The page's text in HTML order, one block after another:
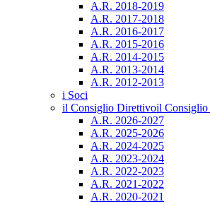
A.R. 2018-2019
A.R. 2017-2018
A.R. 2016-2017
A.R. 2015-2016
A.R. 2014-2015
A.R. 2013-2014
A.R. 2012-2013
i Soci
il Consiglio Direttivoil
A.R. 2026-2027
A.R. 2025-2026
A.R. 2024-2025
A.R. 2023-2024
A.R. 2022-2023
A.R. 2021-2022
A.R. 2020-2021